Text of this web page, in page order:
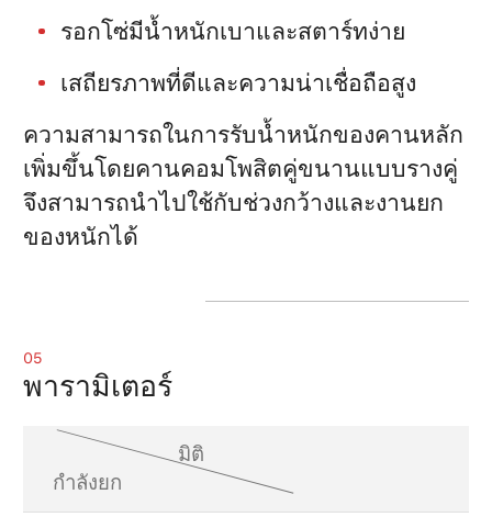
รอกโซ่มีน้ำหนักเบาและสตาร์ทง่าย
เสถียรภาพที่ดีและความน่าเชื่อถือสูง
ความสามารถในการรับน้ำหนักของคานหลัก
เพิ่มขึ้นโดยคานคอมโพสิตคู่ขนานแบบรางคู่
จึงสามารถนำไปใช้กับช่วงกว้างและงานยก
ของหนักได้
05
พารามิเตอร์
มิติ
กำลังยก